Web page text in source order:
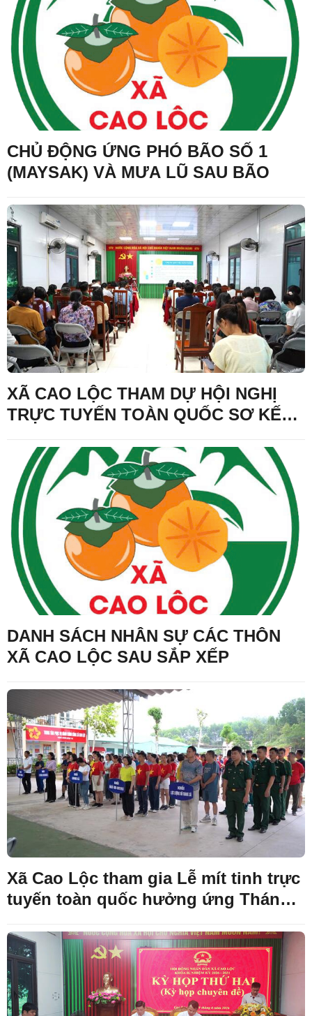
CHỦ ĐỘNG ỨNG PHÓ BÃO SỐ 1
(MAYSAK) VÀ MƯA LŨ SAU BÃO
XÃ CAO LỘC THAM DỰ HỘI NGHỊ
TRỰC TUYẾN TOÀN QUỐC SƠ KẾT
CHỨC TỔNG THỂ CỦA HỆ THỐNG
CHÍNH TRỊ, MÔ HÌNH CHÍNH QUYỀN
3 CẤP
DANH SÁCH NHÂN SỰ CÁC THÔN
XÃ CAO LỘC SAU SẮP XẾP
Xã Cao Lộc tham gia Lễ mít tinh trực
tuyến toàn quốc hưởng ứng Tháng
năm 2026